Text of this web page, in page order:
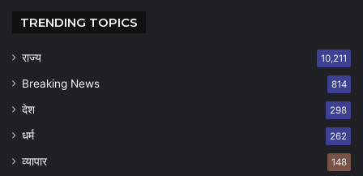
TRENDING TOPICS
राज्य 10,211
Breaking News 814
देश 298
धर्म 262
व्यापार 148